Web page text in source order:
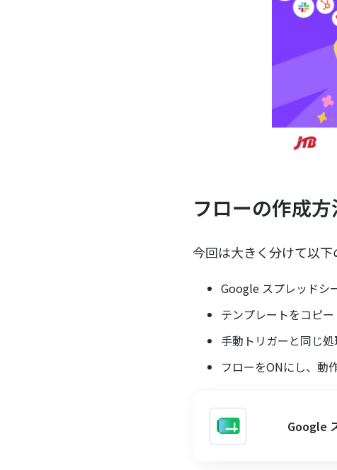
フローの作成方
今回は大きく分けて以下
Google スプレッドシ
テンプレートをコピー
手動トリガーと同じ
フローをONにし、動
Google